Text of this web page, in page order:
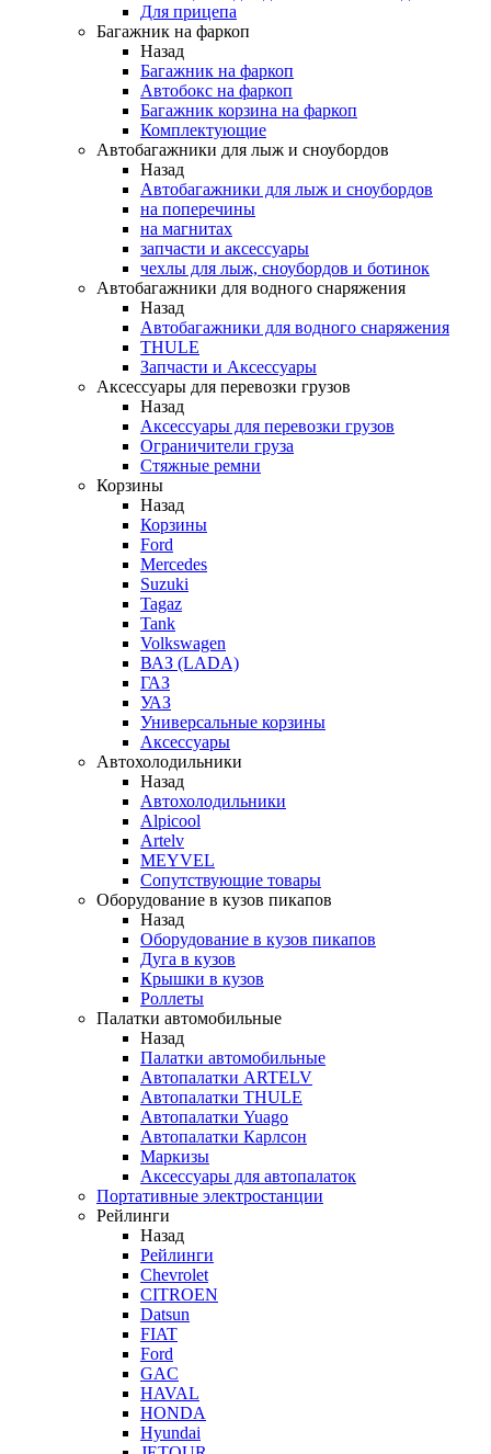
Для прицепа
Багажник на фаркоп
Назад
Багажник на фаркоп
Автобокс на фаркоп
Багажник корзина на фаркоп
Комплектующие
Автобагажники для лыж и сноубордов
Назад
Автобагажники для лыж и сноубордов
на поперечины
на магнитах
запчасти и аксессуары
чехлы для лыж, сноубордов и ботинок
Автобагажники для водного снаряжения
Назад
Автобагажники для водного снаряжения
THULE
Запчасти и Аксессуары
Аксессуары для перевозки грузов
Назад
Аксессуары для перевозки грузов
Ограничители груза
Стяжные ремни
Корзины
Назад
Корзины
Ford
Mercedes
Suzuki
Tagaz
Tank
Volkswagen
ВАЗ (LADA)
ГАЗ
УАЗ
Универсальные корзины
Аксессуары
Автохолодильники
Назад
Автохолодильники
Alpicool
Artelv
MEYVEL
Сопутствующие товары
Оборудование в кузов пикапов
Назад
Оборудование в кузов пикапов
Дуга в кузов
Крышки в кузов
Роллеты
Палатки автомобильные
Назад
Палатки автомобильные
Автопалатки ARTELV
Автопалатки THULE
Автопалатки Yuago
Автопалатки Карлсон
Маркизы
Аксессуары для автопалаток
Портативные электростанции
Рейлинги
Назад
Рейлинги
Chevrolet
CITROEN
Datsun
FIAT
Ford
GAC
HAVAL
HONDA
Hyundai